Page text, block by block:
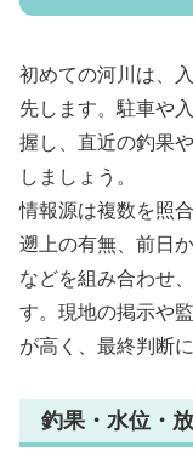
初めての河川は、
先します。駐車や
握し、直近の釣果
しましょう。
情報源は複数を照
遡上の有無、前日
などを組み合わせ
す。現地の掲示や
が高く、最終判断
釣果・水位・